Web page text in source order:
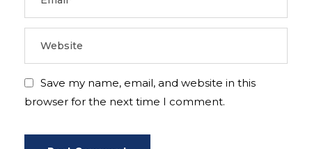
Save my name, email, and website in this
browser for the next time I comment.